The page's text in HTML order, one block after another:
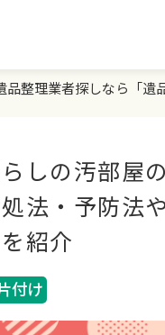
理の相談所TOP
ング
の方へ
品整理業者探しなら「遺
しの汚部屋
法・予防法
紹介
付け